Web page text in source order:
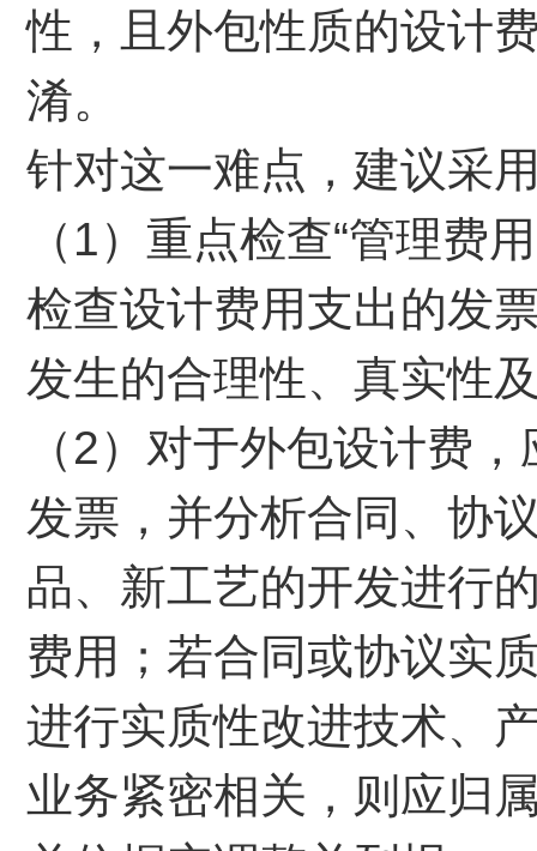
性，且外包性质的设计
淆。
针对这一难点，建议采
（1）重点检查“管理
检查设计费用支出的发
发生的合理性、真实性
（2）对于外包设计费
发票，并分析合同、协
品、新工艺的开发进行
费用；若合同或协议实
进行实质性改进技术、
业务紧密相关，则应归